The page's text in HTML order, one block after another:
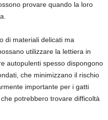
provare quando la loro
di materiali delicati ma
utilizzare la lettiera in
autopulenti spesso dispongono
che minimizzano il rischio
importante per i gatti
potrebbero trovare difficoltà